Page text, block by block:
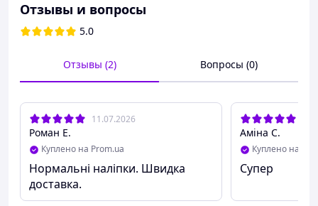
Качественная печать
черном фоне обеспечивает четкость символов
даже в плохом освещении.
Цена 35 грн за 1 шт
Отзывы и вопросы
5.0
Отзывы (2) Вопросы (0)
11.07.2026
Роман Е.
Куплено на Prom.ua
Нормальні наліпки. Швидка
доставка.
Аміна С.
Куплено на
Супер